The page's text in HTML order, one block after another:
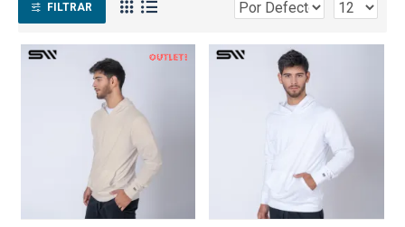
FILTRAR
TEXTTRANSPARENTE OUT TEXTTRANSPARENTE